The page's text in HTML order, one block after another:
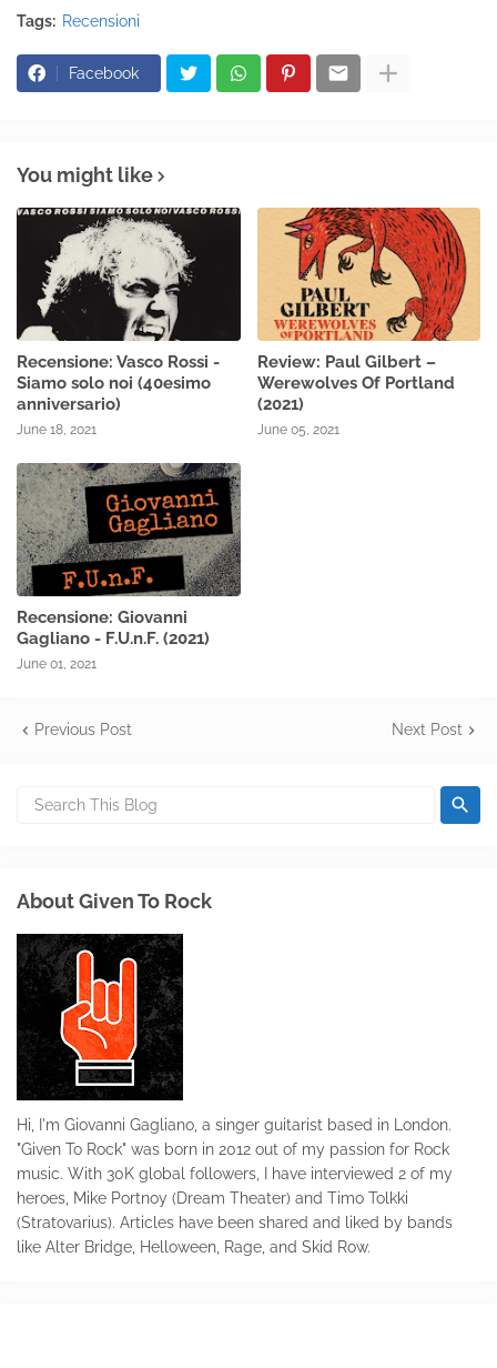
Tags: Recensioni
Facebook
You might like
Recensione: Vasco Rossi -
Siamo solo noi (40esimo
anniversario)
June 18, 2021
Review: Paul Gilbert –
Werewolves Of Portland
(2021)
June 05, 2021
Recensione: Giovanni
Gagliano - F.U.n.F. (2021)
June 01, 2021
Previous Post Next Post
About Given To Rock
Hi, I'm Giovanni Gagliano, a singer guitarist based in London.
"Given To Rock" was born in 2012 out of my passion for Rock
music. With 30K global followers, I have interviewed 2 of my
heroes, Mike Portnoy (Dream Theater) and Timo Tolkki
(Stratovarius). Articles have been shared and liked by bands
like Alter Bridge, Helloween, Rage, and Skid Row.